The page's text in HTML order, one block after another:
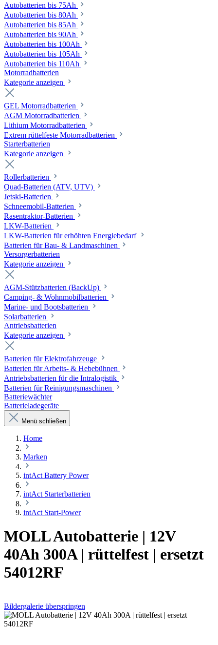
Autobatterien bis 75Ah
Autobatterien bis 80Ah
Autobatterien bis 85Ah
Autobatterien bis 90Ah
Autobatterien bis 100Ah
Autobatterien bis 105Ah
Autobatterien bis 110Ah
Motorradbatterien
Kategorie anzeigen
GEL Motorradbatterien
AGM Motorradbatterien
Lithium Motorradbatterien
Extrem rüttelfeste Motorradbatterien
Starterbatterien
Kategorie anzeigen
Rollerbatterien
Quad-Batterien (ATV, UTV)
Jetski-Batterien
Schneemobil-Batterien
Rasentraktor-Batterien
LKW-Batterien
LKW-Batterien für erhöhten Energiebedarf
Batterien für Bau- & Landmaschinen
Versorgerbatterien
Kategorie anzeigen
AGM-Stützbatterien (BackUp)
Camping- & Wohnmobilbatterien
Marine- und Bootsbatterien
Solarbatterien
Antriebsbatterien
Kategorie anzeigen
Batterien für Elektrofahrzeuge
Batterien für Arbeits- & Hebebühnen
Antriebsbatterien für die Intralogistik
Batterien für Reinigungsmaschinen
Batteriewächter
Batterieladegeräte
Menü schließen
Home
Marken
intAct Battery Power
intAct Starterbatterien
intAct Start-Power
MOLL Autobatterie | 12V
40Ah 300A | rüttelfest | ersetzt
54012RF
Bildergalerie überspringen